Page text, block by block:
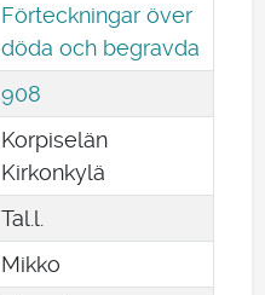
Förteckningar över
döda och begravda
908
Korpiselän
Kirkonkylä
Tal.l.
Mikko